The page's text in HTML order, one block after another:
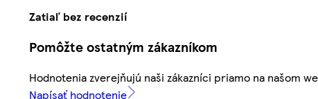
Zatiaľ bez recenzií
Pomôžte ostatným zákazníkom
Hodnotenia zverejňujú naši zákazníci priamo na našom
Napísať hodnotenie